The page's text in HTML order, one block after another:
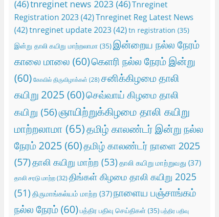
(46)tnreginet news 2023(46)Tnreginet
Registration 2023(42)Tnreginet Reg Latest News
(42)tnreginet update 2023(42) tn registration (35)
இன்று தாலி கயிறு மாற்றலாமா(35)இன்றைய நல்ல நேரம்
காலை மாலை (60)கெளரி நல்ல நேரம் இன்று
(60) கோவில் திருவிழாக்கள் (28) சனிக்கிழமை தாலி
கயிறு 2025 (60)செவ்வாய் கிழமை தாலி
கயிறு (56)ஞாயிற்றுக்கிழமை தாலி கயிறு
மாற்றலாமா (65)தமிழ் காலண்டர் இன்று நல்ல
நேரம் 2025 (60)தமிழ் காலண்டர் நாளை 2025
(57)தாலி கயிறு மாற்ற (53) தாலி கயிறு மாற்றுவது (37)
தாலி சரடு மாற்ற(32)திங்கள் கிழமை தாலி கயிறு 2025
(51) திருமாங்கல்யம் மாற்ற (37)நாளைய பஞ்சாங்கம்
நல்ல நேரம்(60)பத்திர பதிவு செய்திகள்(35) பத்திர பதிவு